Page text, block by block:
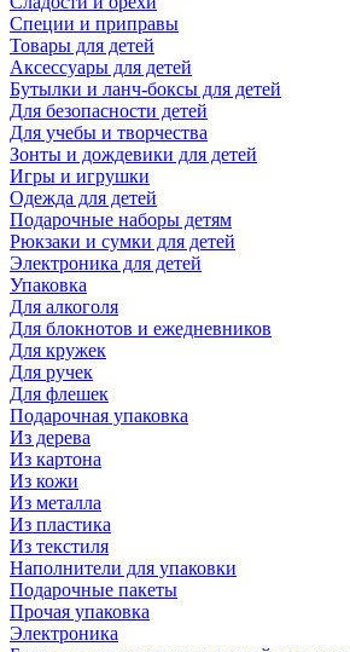
Специи и приправы
Товары для детей
Аксессуары для детей
Бутылки и ланч-боксы для детей
Для безопасности детей
Для учебы и творчества
Зонты и дождевики для детей
Игры и игрушки
Одежда для детей
Подарочные наборы детям
Рюкзаки и сумки для детей
Электроника для детей
Упаковка
Для алкоголя
Для блокнотов и ежедневников
Для кружек
Для ручек
Для флешек
Подарочная упаковка
Из дерева
Из картона
Из кожи
Из металла
Из пластика
Из текстиля
Наполнители для упаковки
Подарочные пакеты
Прочая упаковка
Электроника